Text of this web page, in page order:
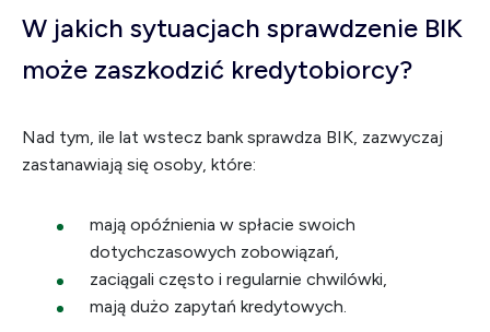
W jakich sytuacjach sprawdzenie BIK
może zaszkodzić kredytobiorcy?
Nad tym, ile lat wstecz bank sprawdza BIK, zazwyczaj
zastanawiają się osoby, które:
mają opóźnienia w spłacie swoich
dotychczasowych zobowiązań,
zaciągali często i regularnie chwilówki,
mają dużo zapytań kredytowych.